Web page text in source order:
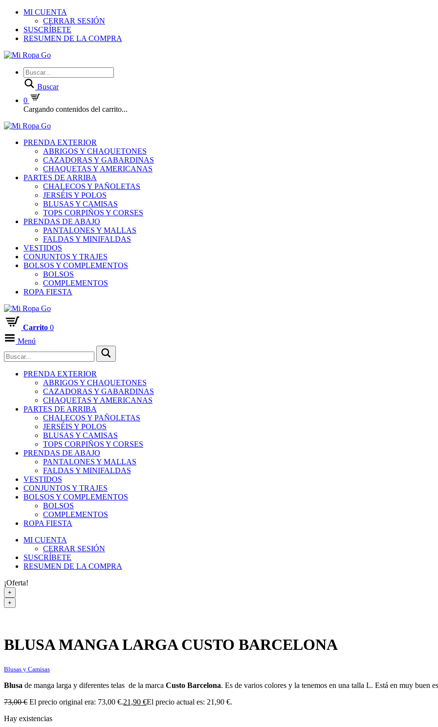
MI CUENTA
CERRAR SESIÓN
SUSCRÍBETE
RESUMEN DE LA COMPRA
Buscar
0
Cargando contenidos del carrito...
PRENDA EXTERIOR
ABRIGOS Y CHAQUETONES
CAZADORAS Y GABARDINAS
CHAQUETAS Y AMERICANAS
PARTES DE ARRIBA
CHALECOS Y PAÑOLETAS
JERSÉIS Y POLOS
BLUSAS Y CAMISAS
TOPS CORPIÑOS Y CORSES
PRENDAS DE ABAJO
PANTALONES Y MALLAS
FALDAS Y MINIFALDAS
VESTIDOS
CONJUNTOS Y TRAJES
BOLSOS Y COMPLEMENTOS
BOLSOS
COMPLEMENTOS
ROPA FIESTA
Carrito 0
Menú
PRENDA EXTERIOR
ABRIGOS Y CHAQUETONES
CAZADORAS Y GABARDINAS
CHAQUETAS Y AMERICANAS
PARTES DE ARRIBA
CHALECOS Y PAÑOLETAS
JERSÉIS Y POLOS
BLUSAS Y CAMISAS
TOPS CORPIÑOS Y CORSES
PRENDAS DE ABAJO
PANTALONES Y MALLAS
FALDAS Y MINIFALDAS
VESTIDOS
CONJUNTOS Y TRAJES
BOLSOS Y COMPLEMENTOS
BOLSOS
COMPLEMENTOS
ROPA FIESTA
MI CUENTA
CERRAR SESIÓN
SUSCRÍBETE
RESUMEN DE LA COMPRA
¡Oferta!
+
+
BLUSA MANGA LARGA CUSTO BARCELONA
Blusas y Camisas
Blusa de manga larga y diferentes telas de la marca Custo Barcelona. Es de varios colores y la tenemos en una talla L. Está en muy buen
73,00€ El precio original era: 73,00 €.21,90 €El precio actual es: 21,90 €.
Hay existencias